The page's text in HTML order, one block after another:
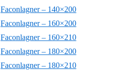
Faconlagner – 140×200
Faconlagner – 160×200
Faconlagner – 160×210
Faconlagner – 180×200
Faconlagner – 180×210